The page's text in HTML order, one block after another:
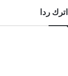
اترك ردا